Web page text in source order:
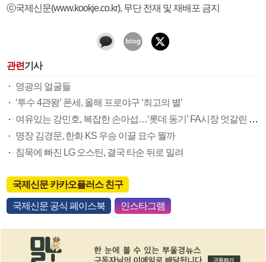
ⓒ국제신문(www.kookje.co.kr), 무단 전재 및 재배포 금지
관련기사
영광의 얼굴들
‘투수 4관왕’ 폰세, 올해 프로야구 ‘최고의 별’
여유있는 강민호, 복잡한 손아섭…‘롯데 동기’ FA시장 엇갈린 희비
명장 김경문, 한화 KS 우승 이끌 묘수 뭘까
침묵에 빠진 LG 오스틴, 결국 타순 뒤로 밀려
국제신문 카카오플러스 친구
국제신문 공식 페이스북 인스타그램